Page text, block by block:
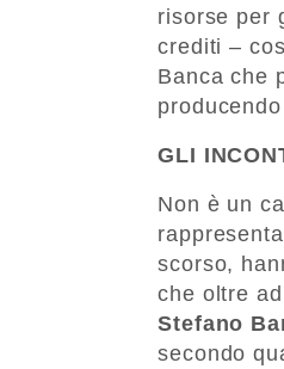
risorse per
crediti –
Banca che
GLI
Non è un
scorso,
che oltre
Stefano
secondo